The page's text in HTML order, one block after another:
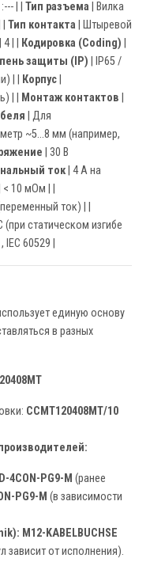
| | Тип разъема | Вилка
Тип контакта | Штыревой
| 4 | | Кодировка (Coding)
защиты (IP) | IP65 /
| |
Корпус
| |
Монтаж контактов
| Для
~5...8 мм (например,
| 30 В
ток | 4 А на
| < 10 мОм | |
ток) | |
(при статическом изгибе
IEC 60529 |
единую основу
в разных
CCMT120408MT/10
4CON-PG9-M (ранее
PG9-M (в зависимости
M12-KABELBUCHSE
зависит от исполнения).